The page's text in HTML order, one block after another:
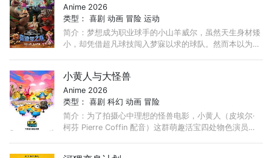
Anime 2026
类型：喜剧 动画 冒险 运动
简介：梦想成为职业球手的小山羊威尔，虽然天生身材矮
小，却凭借超凡球技闯入梦寐以求的球队。然而本以为是
小黄人与大怪兽
Anime 2026
类型：喜剧 科幻 动画 冒险
简介：为了拍摄心中理想的怪兽电影，小黄人（皮埃尔·
柯芬 Pierre Coffin 配音）这群萌趣活宝四处物色演员，